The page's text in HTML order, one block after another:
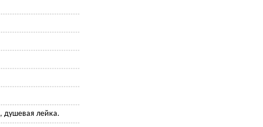
душевая лейка.